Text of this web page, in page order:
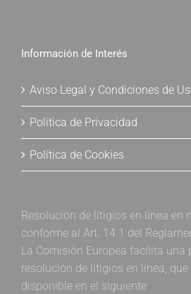
Información de Interés
Aviso Legal y Condiciones de
Política de Privacidad
Política de Cookies
Resolución de litigios en línea en
conforme al Art. 14.1 del
La Comisión Europea facilita una
resolución de litigios en línea, que
disponible en el siguiente